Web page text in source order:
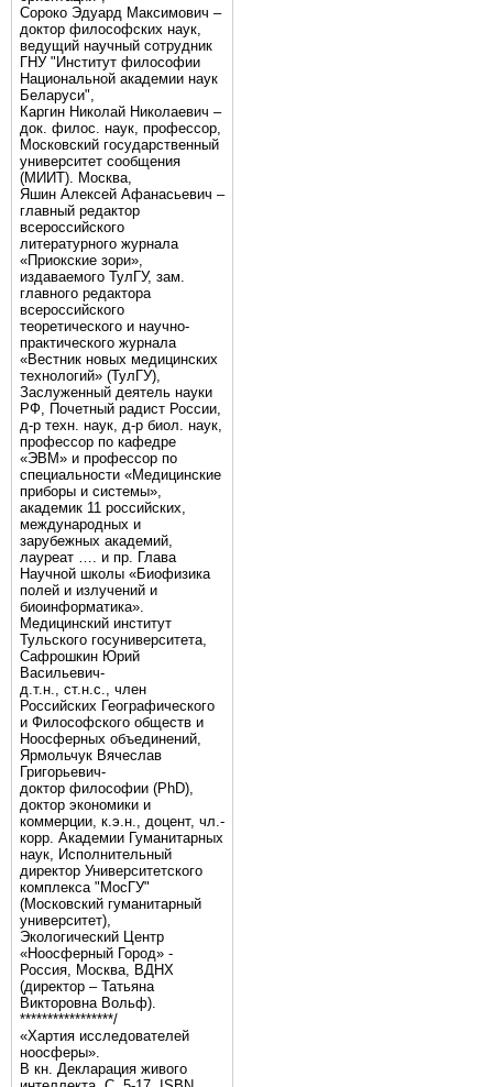
Сороко Эдуард Максимович –
доктор философских наук,
ведущий научный сотрудник
ГНУ "Институт философии
Национальной академии наук
Беларуси",
Каргин Николай Николаевич –
док. филос. наук, профессор,
Московский государственный
университет сообщения
(МИИТ). Москва,
Яшин Алексей Афанасьевич –
главный редактор
всероссийского
литературного журнала
«Приокские зори»,
издаваемого ТулГУ, зам.
главного редактора
всероссийского
теоретического и научно-
практического журнала
«Вестник новых медицинских
технологий» (ТулГУ),
Заслуженный деятель науки
РФ, Почетный радист России,
д-р техн. наук, д-р биол. наук,
профессор по кафедре
«ЭВМ» и профессор по
специальности «Медицинские
приборы и системы»,
академик 11 российских,
международных и
зарубежных академий,
лауреат …. и пр. Глава
Научной школы «Биофизика
полей и излучений и
биоинформатика».
Медицинский институт
Тульского госуниверситета,
Сафрошкин Юрий
Васильевич-
д.т.н., ст.н.с., член
Российских Географического
и Философского обществ и
Ноосферных объединений,
Ярмольчук Вячеслав
Григорьевич-
доктор философии (PhD),
доктор экономики и
коммерции, к.э.н., доцент, чл.-
корр. Академии Гуманитарных
наук, Исполнительный
директор Университетского
комплекса "МосГУ"
(Московский гуманитарный
университет),
Экологический Центр
«Ноосферный Город» -
Россия, Москва, ВДНХ
(директор – Татьяна
Викторовна Вольф).
*****************/
«Хартия исследователей
ноосферы».
В кн. Декларация живого